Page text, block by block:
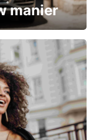
manier